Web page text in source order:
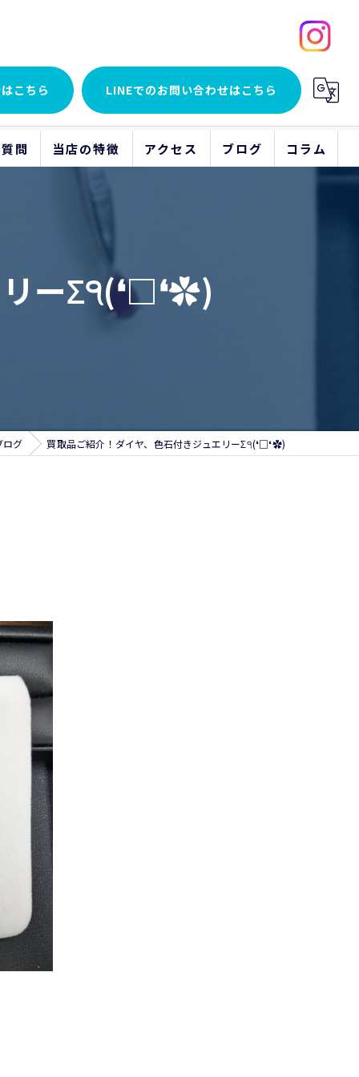
こちら LINEでのお問い合わせはこちら
問 当店の特徴
アクセサリー
時計
ブランド品
アクセス ブログ コラム
リーΣ੧(❛□❛✿)
ログ 買取品ご紹介！ダイヤ、色石付きジュエリーΣ੧(❛□❛✿)